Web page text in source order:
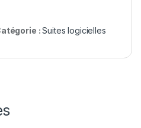
:Suites logicielles